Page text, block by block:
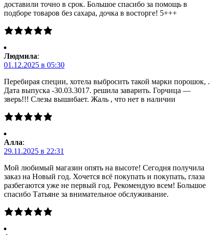
доставили точно в срок. Большое спасибо за помощь в
подборе товаров без сахара, дочка в восторге! 5+++
Людмила:
01.12.2025 в 05:30
Перебирая специи, хотела выбросить такой марки порошок, .
Дата выпуска -30.03.3017. решила заварить. Горчица —
зверь!!! Слезы вышибает. Жаль , что нет в наличии
Алла:
29.11.2025 в 22:31
Мой любимый магазин опять на высоте! Сегодня получила
заказ на Новый год. Хочется всё покупать и покупать, глаза
разбегаются уже не первый год. Рекомендую всем! Большое
спасибо Татьяне за внимательное обслуживание.